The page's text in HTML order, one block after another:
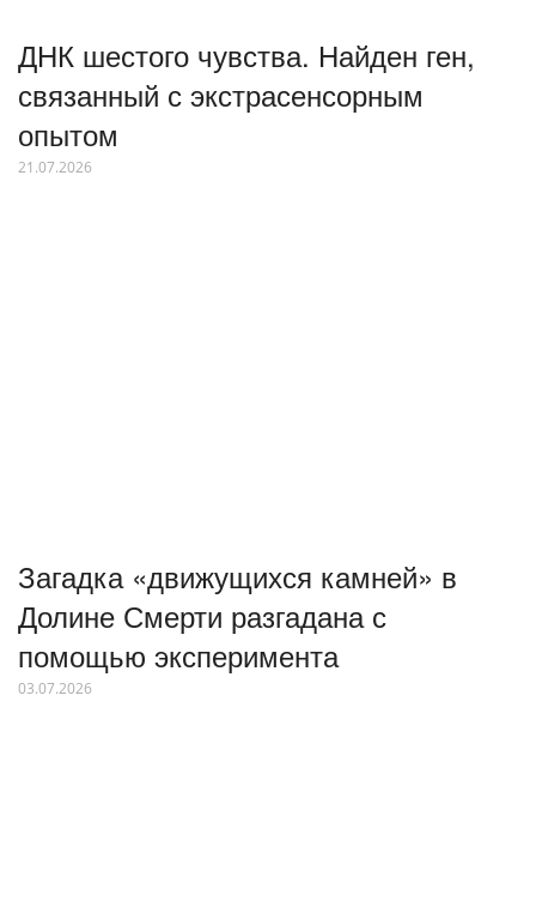
ДНК шестого чувства. Найден ген,
связанный с экстрасенсорным
опытом
21.07.2026
Загадка «движущихся камней» в
Долине Смерти разгадана с
помощью эксперимента
03.07.2026